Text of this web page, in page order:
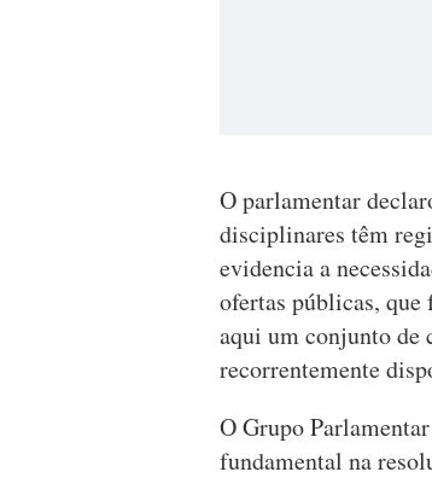
O parlamentar
disciplinares têm
evidencia a
ofertas públicas, que
aqui um conjunto de
recorrentemente
O Grupo
fundamental na